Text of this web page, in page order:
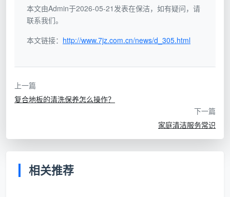
本文由Admin于2026-05-21发表在保洁，如有疑问，请
联系我们。
本文链接： http://www.7jz.com.cn/news/d_305.html
上一篇
复合地板的清洗保养怎么操作？
下一篇
家庭清洁服务常识
相关推荐